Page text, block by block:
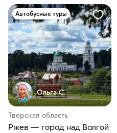
Автобусные туры
Ольга С.
Тверская область
Ржев — город над Волгой